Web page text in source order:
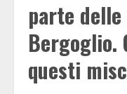
parte
Bergoglio.
questi